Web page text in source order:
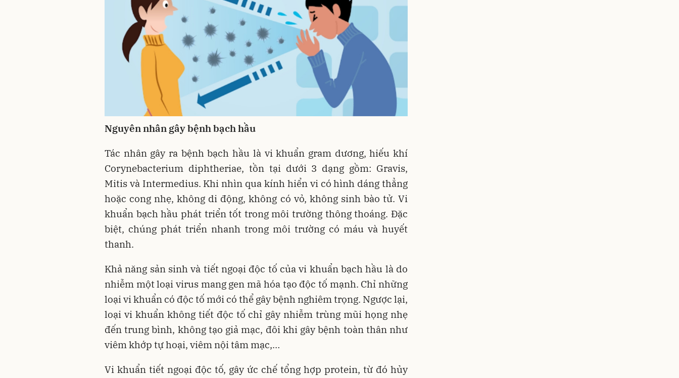
Nguyên nhân gây bệnh bạch hầu
Tác nhân gây ra bệnh bạch hầu là vi khuẩn gram dương, hiếu khí
Corynebacterium diphtheriae, tồn tại dưới 3 dạng gồm: Gravis,
Mitis và Intermedius. Khi nhìn qua kính hiển vi có hình dáng thẳng
hoặc cong nhẹ, không di động, không có vỏ, không sinh bào tử. Vi
khuẩn bạch hầu phát triển tốt trong môi trường thông thoáng. Đặc
biệt, chúng phát triển nhanh trong môi trường có máu và huyết
thanh.
Khả năng sản sinh và tiết ngoại độc tố của vi khuẩn bạch hầu là do
nhiễm một loại virus mang gen mã hóa tạo độc tố mạnh. Chỉ những
loại vi khuẩn có độc tố mới có thể gây bệnh nghiêm trọng. Ngược lại,
loại vi khuẩn không tiết độc tố chỉ gây nhiễm trùng mũi họng nhẹ
đến trung bình, không tạo giả mạc, đôi khi gây bệnh toàn thân như
viêm khớp tự hoại, viêm nội tâm mạc,…
Vi khuẩn tiết ngoại độc tố, gây ức chế tổng hợp protein, từ đó hủy